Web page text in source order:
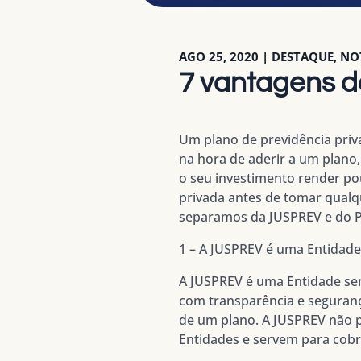
7 vantagens
AGO 25, 2020 | DESTAQUE,
Um plano de previdência
na hora de aderir a um
o seu investimento render
privada antes de tomar
separamos da JUSPREV e
1 – A JUSPREV é uma
A JUSPREV é uma Entidade
com transparência e
de um plano. A JUSPREV
Entidades e servem para